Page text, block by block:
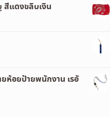
แดงขลิบเงิน
ห้อยป้ายพนักงาน เรอั